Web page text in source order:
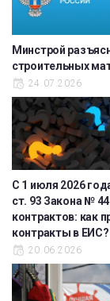
Минстрой
строительных
24.07.2026
С 1 июля 2026
ст. 93 Закона №
контрактов: как
контракты в ЕИС?
20.06.2026